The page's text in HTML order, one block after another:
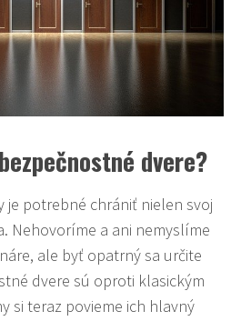
dvere?
je potrebné chrániť nielen svoj
Nehovoríme a ani nemyslíme
ale byť opatrný sa určite
dvere sú oproti klasickým
si teraz povieme ich hlavný